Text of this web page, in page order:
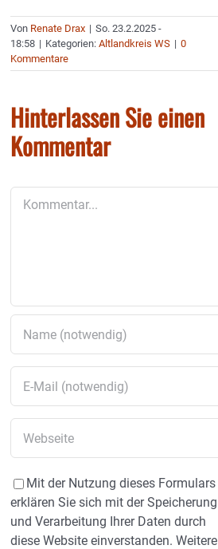
Von Renate Drax | So. 23.2.2025 -
18:58 | Kategorien:Altlandkreis WS | 0
Kommentare
Hinterlassen Sie einen
Kommentar
Mit der Nutzung dieses Formulars
erklären Sie sich mit der Speicherung
und Verarbeitung Ihrer Daten durch
diese Website einverstanden. Weitere